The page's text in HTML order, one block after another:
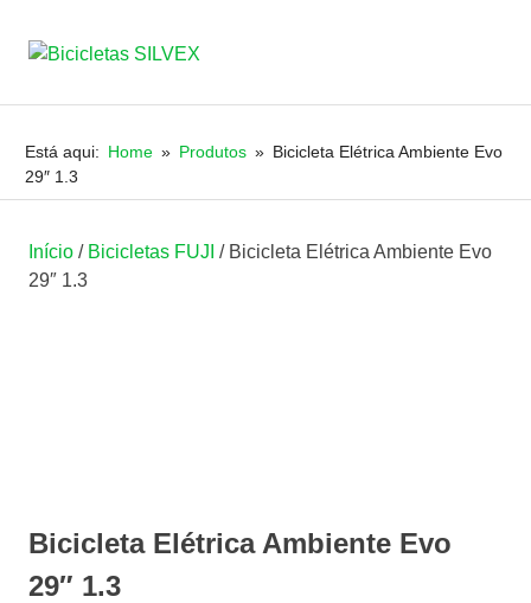
content
SILVEX
&
LDA
Está aqui: Home Produtos
Bicicleta Elétrica Ambiente Evo
29″ 1.3
Início / Bicicletas FUJI / Bicicleta Elétrica Ambiente Evo
29″ 1.3
Bicicleta Elétrica Ambiente Evo
29″ 1.3